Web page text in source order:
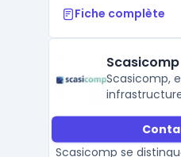
Fiche complète
Scasicomp
Scasicomp,
Scasicomp se